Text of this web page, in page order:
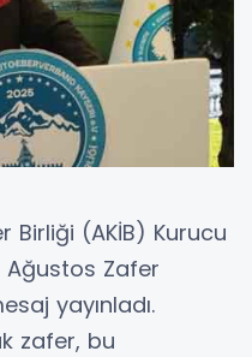
Birliği (AKİB) Kurucu
Ağustos Zafer
yayınladı.
zafer, bu